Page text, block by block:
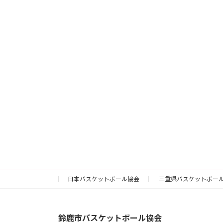
日本バスケットボール協会 三重県バスケットボー
鈴鹿市バスケットボール協会